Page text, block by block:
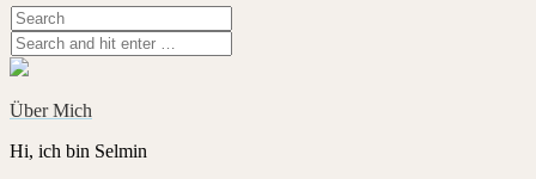
Über Mich
Hi, ich bin Selmin